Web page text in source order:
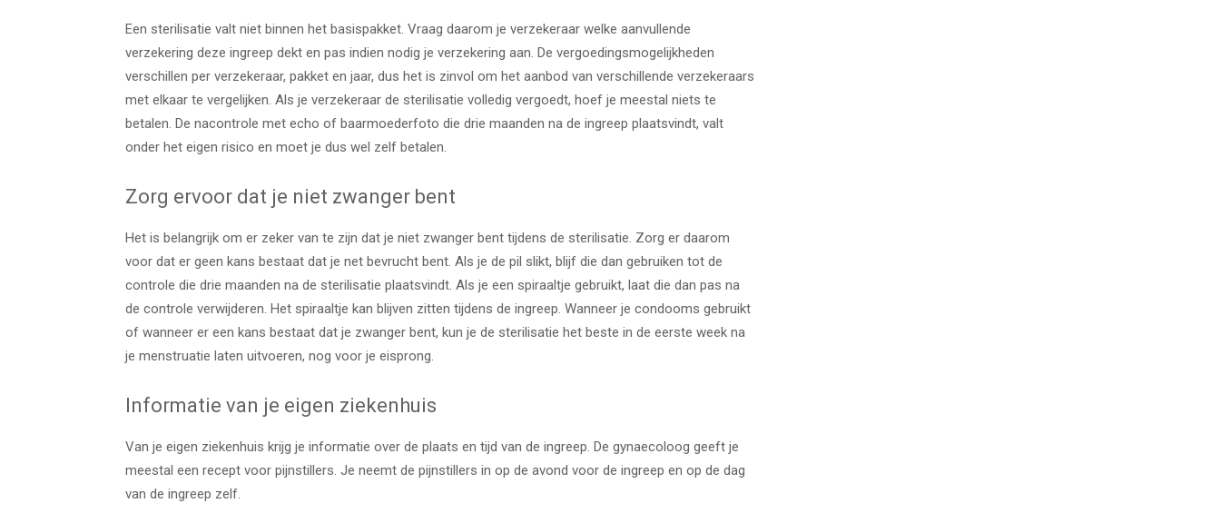
Een sterilisatie valt niet binnen het basispakket. Vraag daarom je verzekeraar welke aanvullende
verzekering deze ingreep dekt en pas indien nodig je verzekering aan. De vergoedingsmogelijkheden
verschillen per verzekeraar, pakket en jaar, dus het is zinvol om het aanbod van verschillende verzekeraars
met elkaar te vergelijken. Als je verzekeraar de sterilisatie volledig vergoedt, hoef je meestal niets te
betalen. De nacontrole met echo of baarmoederfoto die drie maanden na de ingreep plaatsvindt, valt
onder het eigen risico en moet je dus wel zelf betalen.
Zorg ervoor dat je niet zwanger bent
Het is belangrijk om er zeker van te zijn dat je niet zwanger bent tijdens de sterilisatie. Zorg er daarom
voor dat er geen kans bestaat dat je net bevrucht bent. Als je de pil slikt, blijf die dan gebruiken tot de
controle die drie maanden na de sterilisatie plaatsvindt. Als je een spiraaltje gebruikt, laat die dan pas na
de controle verwijderen. Het spiraaltje kan blijven zitten tijdens de ingreep. Wanneer je condooms gebruikt
of wanneer er een kans bestaat dat je zwanger bent, kun je de sterilisatie het beste in de eerste week na
je menstruatie laten uitvoeren, nog voor je eisprong.
Informatie van je eigen ziekenhuis
Van je eigen ziekenhuis krijg je informatie over de plaats en tijd van de ingreep. De gynaecoloog geeft je
meestal een recept voor pijnstillers. Je neemt de pijnstillers in op de avond voor de ingreep en op de dag
van de ingreep zelf.